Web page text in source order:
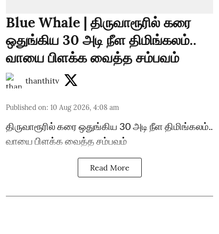
Blue Whale | திருவாரூரில் கரை
ஒதுங்கிய 30 அடி நீள திமிங்கலம்..
வாயை பிளக்க வைத்த சம்பவம்
thanthitv
Published on: 10 Aug 2026, 4:08 am
திருவாரூரில் கரை ஒதுங்கிய 30 அடி நீள திமிங்கலம்..
வாயை பிளக்க வைத்த சம்பவம்
Read More